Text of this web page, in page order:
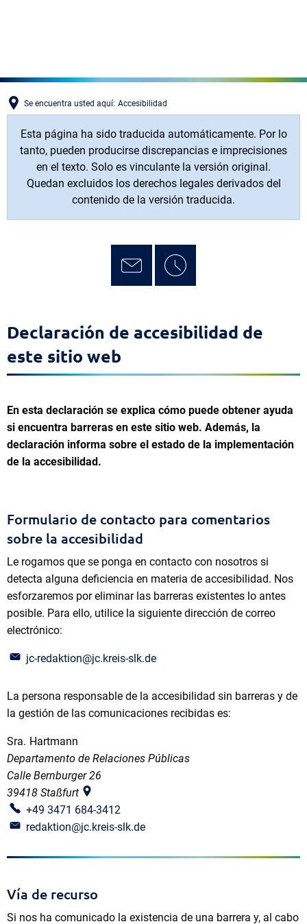
Se encuentra usted aquí: Accesibilidad
Esta página ha sido traducida automáticamente. Por lo
tanto, pueden producirse discrepancias e imprecisiones
en el texto. Solo es vinculante la versión original.
Quedan excluidos los derechos legales derivados del
contenido de la versión traducida.
Declaración de accesibilidad de
este sitio web
En esta declaración se explica cómo puede obtener ayuda
si encuentra barreras en este sitio web. Además, la
declaración informa sobre el estado de la implementación
de la accesibilidad.
Formulario de contacto para comentarios
sobre la accesibilidad
Le rogamos que se ponga en contacto con nosotros si
detecta alguna deficiencia en materia de accesibilidad. Nos
esforzaremos por eliminar las barreras existentes lo antes
posible. Para ello, utilice la siguiente dirección de correo
electrónico:
jc-redaktion@jc.kreis-slk.de
La persona responsable de la accesibilidad sin barreras y de
la gestión de las comunicaciones recibidas es:
Sra. Hartmann
Departamento de Relaciones Públicas
Calle Bernburger 26
39418 Staßfurt
+49 3471 684-3412
redaktion@jc.kreis-slk.de
Vía de recurso
Si nos ha comunicado la existencia de una barrera y, al cabo